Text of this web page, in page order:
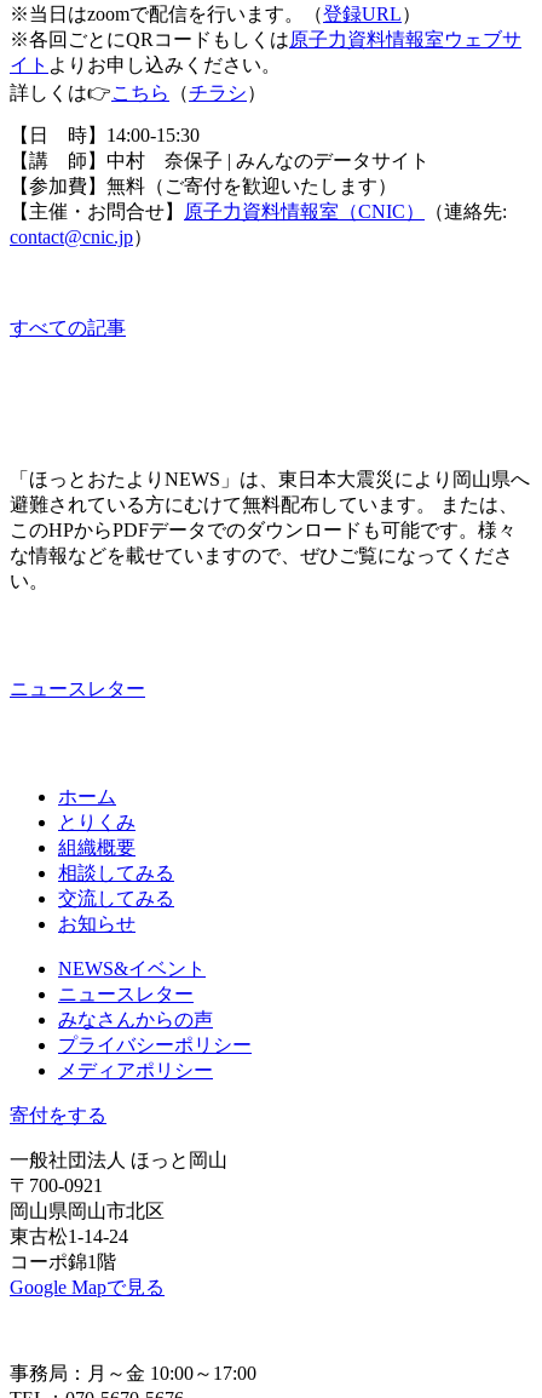
※当日はzoomで配信を行います。（登録URL）
※各回ごとにQRコードもしくは原子力資料情報室ウェブサ
イト よりお申し込みください。
詳しくは👉こちら （チラシ）
【日 時】14:00-15:30
【講 師】中村 奈保子 | みんなのデータサイト
【参加費】無料（ご寄付を歓迎いたします）
【主催・お問合せ】
原子力資料情報室（CNIC）
（連絡先:
contact@cnic.jp）
すべての記事
「ほっとおたよりNEWS」は、東日本大震災により岡山県へ
避難されている方にむけて無料配布しています。 または、
このHPからPDFデータでのダウンロードも可能です。様々
な情報などを載せていますので、ぜひご覧になってくださ
い。
ニュースレター
ホーム
とりくみ
組織概要
相談してみる
交流してみる
お知らせ
NEWS&イベント
ニュースレター
みなさんからの声
プライバシーポリシー
メディアポリシー
寄付をする
一般社団法人 ほっと岡山
〒700-0921
岡山県岡山市北区
東古松1-14-24
コーポ錦1階
Google Mapで見る
事務局：月～金 10:00～17:00